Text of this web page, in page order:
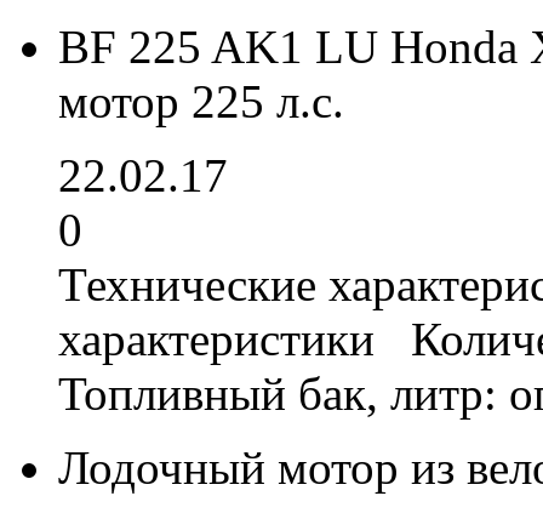
BF 225 AK1 LU Honda
мотор 225 л.с.
22.02.17
0
Технические
характеристики
Топливный бак, литр:
Лодочный мотор из